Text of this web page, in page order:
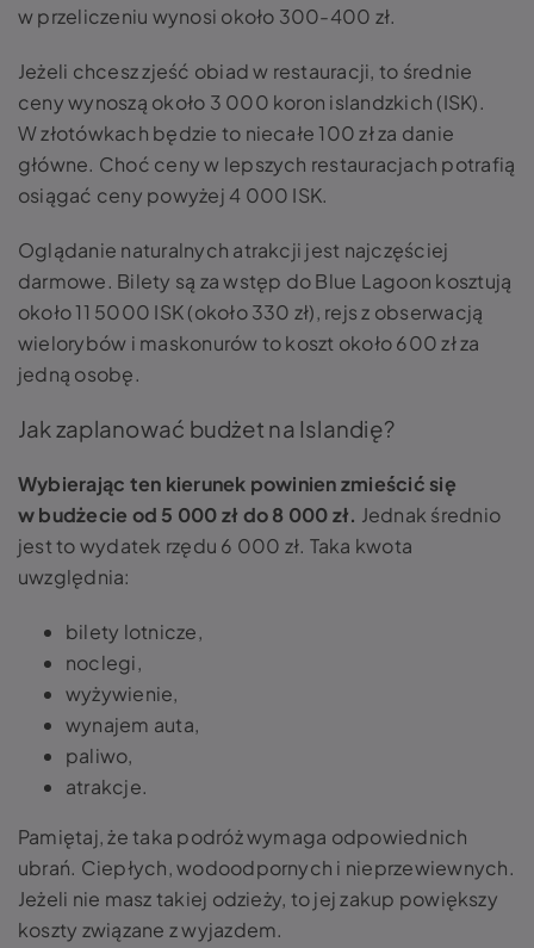
w przeliczeniu wynosi około 300-400 zł.
Jeżeli chcesz zjeść obiad w restauracji, to średnie
ceny wynoszą około 3 000 koron islandzkich (ISK).
W złotówkach będzie to niecałe 100 zł za danie
główne. Choć ceny w lepszych restauracjach potrafią
osiągać ceny powyżej 4 000 ISK.
Oglądanie naturalnych atrakcji jest najczęściej
darmowe. Bilety są za wstęp do Blue Lagoon kosztują
około 11 5000 ISK (około 330 zł), rejs z obserwacją
wielorybów i maskonurów to koszt około 600 zł za
jedną osobę.
Jak zaplanować budżet na Islandię?
Wybierając ten kierunek powinien zmieścić się
w budżecie od 5 000 zł do 8 000 zł. Jednak średnio
jest to wydatek rzędu 6 000 zł. Taka kwota
uwzględnia:
bilety lotnicze,
noclegi,
wyżywienie,
wynajem auta,
paliwo,
atrakcje.
Pamiętaj, że taka podróż wymaga odpowiednich
ubrań. Ciepłych, wodoodpornych i nieprzewiewnych.
Jeżeli nie masz takiej odzieży, to jej zakup powiększy
koszty związane z wyjazdem.